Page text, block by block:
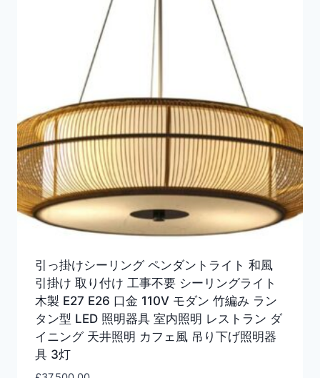
引っ掛けシーリング ペンダントライト 和風
引掛け 取り付け 工事不要 シーリングライト
木製 E27 E26 口金 110V モダン 竹編み ラン
タン型 LED 照明器具 室内照明 レストラン ダ
イニング 天井照明 カフェ風 吊り下げ照明器
具 3灯